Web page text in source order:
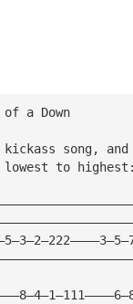
a Down
kickass song,
lowest to